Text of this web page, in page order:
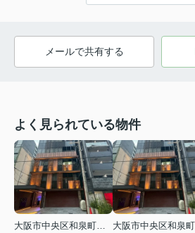
メールで共有する
よく見られている物件
大阪市中央区和泉町２丁目